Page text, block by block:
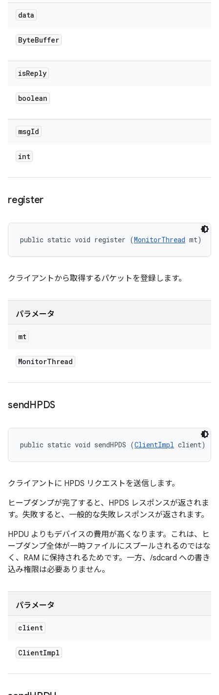
data
ByteBuffer
isReply
boolean
msgId
int
register
public static void register (MonitorThread mt)
クライアントから取得するパケットを登録します。
パラメータ
mt
MonitorThread
sendHPDS
public static void sendHPDS (ClientImpl client)
クライアントに HPDS リクエストを送信します。
ヒープダンプが完了すると、HPDS レスポンスが返されま
す。失敗すると、一般的な失敗レスポンスが返されます。
HPDU よりもデバイスの費用が高くなります。これは、ヒ
ープダンプ全体が一時ファイルにスプールされるのではな
く、RAM に保持されるためです。一方、/sdcard への書き
込み権限は必要ありません。
パラメータ
client
ClientImpl